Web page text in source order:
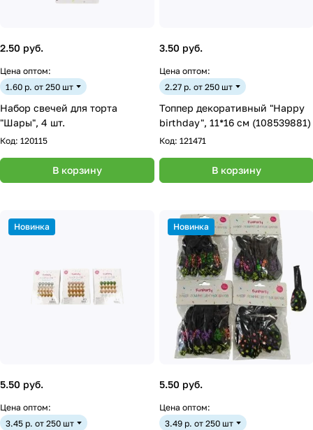
2.50 руб.
Цена оптом:
1.60 р. от 250 шт
Набор свечей для торта
"Шары", 4 шт.
Код: 120115
В корзину
3.50 руб.
Цена оптом:
2.27 р. от 250 шт
Топпер декоративный "Happy
birthday", 11*16 см (108539881)
Код: 121471
В корзину
Новинка
5.50 руб.
Цена оптом:
3.45 р. от 250 шт
Новинка
5.50 руб.
Цена оптом:
3.49 р. от 250 шт